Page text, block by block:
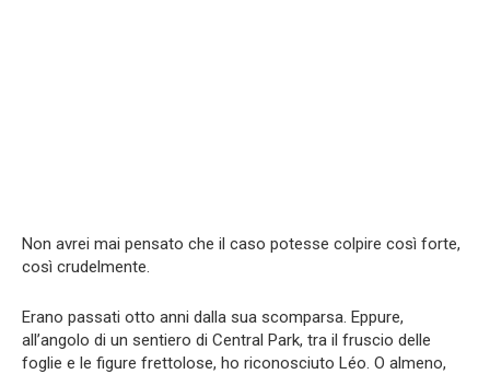
Non avrei mai pensato che il caso potesse colpire così forte,
così crudelmente.
Erano passati otto anni dalla sua scomparsa. Eppure,
all’angolo di un sentiero di Central Park, tra il fruscio delle
foglie e le figure frettolose, ho riconosciuto Léo. O almeno,